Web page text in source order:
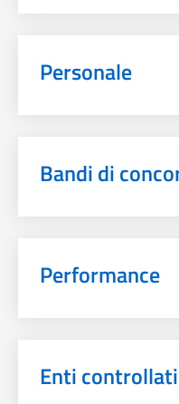
Personale
Bandi di
Performance
Enti controllati